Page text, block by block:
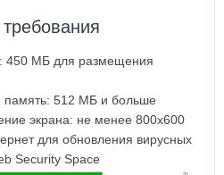
450 МБ для размещения
память: 512 МБ и больше
экрана: не менее 800x600
для обновления вирусных
Security Space